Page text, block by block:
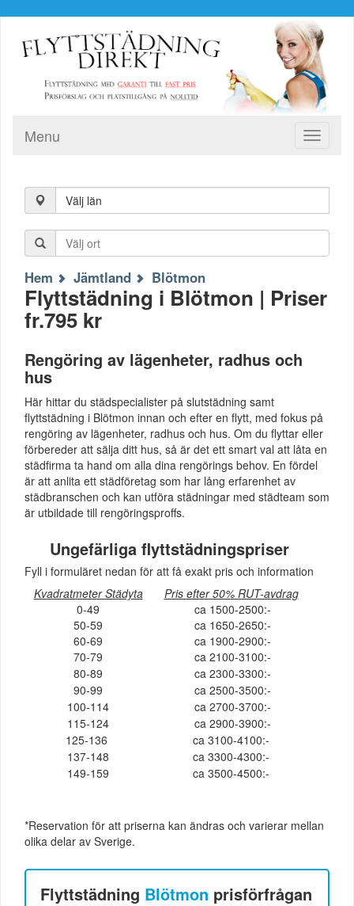
Toggle
Menu
Välj län
Hem Jämtland Blötmon
Flyttstädning i Blötmon | Priser
fr.795 kr
Rengöring av lägenheter, radhus och
hus
Här hittar du städspecialister på slutstädning samt
flyttstädning i Blötmon innan och efter en flytt, med fokus på
rengöring av lägenheter, radhus och hus. Om du flyttar eller
förbereder att sälja ditt hus, så är det ett smart val att låta en
städfirma ta hand om alla dina rengörings behov. En fördel
är att anlita ett städföretag som har lång erfarenhet av
städbranschen och kan utföra städningar med städteam som
är utbildade till rengöringsproffs.
Ungefärliga flyttstädningspriser
Fyll i formuläret nedan för att få exakt pris och information
Kvadratmeter Städyta
Pris efter 50% RUT-avdrag
0-49
ca 1500-2500:-
50-59
ca 1650-2650:-
60-69
ca 1900-2900:-
70-79
ca 2100-3100:-
80-89
ca 2300-3300:-
90-99
ca 2500-3500:-
100-114
ca 2700-3700:-
115-124
ca 2900-3900:-
125-136
ca 3100-4100:-
137-148
ca 3300-4300:-
149-159
ca 3500-4500:-
*Reservation för att priserna kan ändras och varierar mellan
olika delar av Sverige.
Flyttstädning Blötmon prisförfrågan